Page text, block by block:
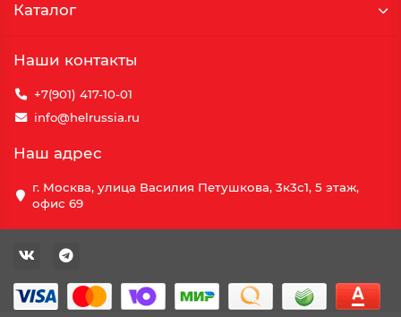
Каталог
Наши контакты
+7(901) 417-10-01
info@helrussia.ru
Наш адрес
г. Москва, улица Василия Петушкова, 3к3c1, 5 этаж,
офис 69